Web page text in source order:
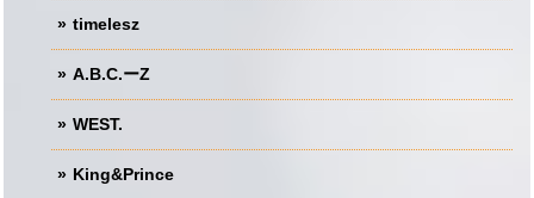
timelesz
A.B.C.ーZ
WEST.
King&Prince